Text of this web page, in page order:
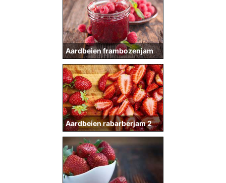
Aardbeien frambozenjam
Aardbeien rabarberjam 2